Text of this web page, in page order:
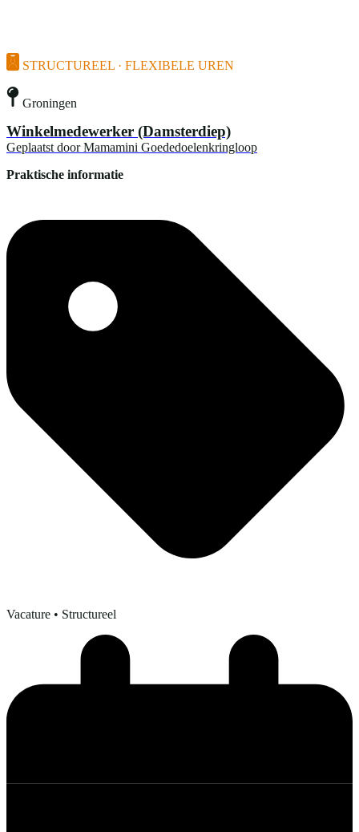
STRUCTUREEL · FLEXIBELE UREN
Groningen
Winkelmedewerker (Damsterdiep)
Geplaatst door Mamamini Goededoelenkringloop
Praktische informatie
Vacature • Structureel